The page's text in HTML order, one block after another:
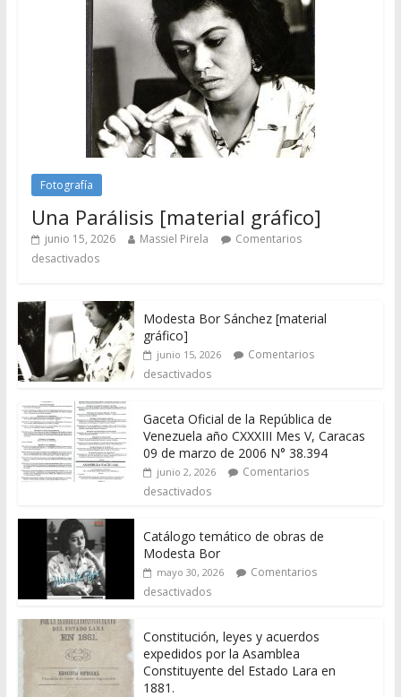
Fotografía
Una Parálisis [material gráfico]
junio 15, 2026 Massiel Pirela
Comentarios
desactivados
Modesta Bor Sánchez [material
gráfico]
junio 15, 2026
Comentarios
desactivados
Gaceta Oficial de la República de
Venezuela año CXXXIII Mes V, Caracas
09 de marzo de 2006 N° 38.394
junio 2, 2026
Comentarios
desactivados
Catálogo temático de obras de
Modesta Bor
mayo 30, 2026
Comentarios
desactivados
Constitución, leyes y acuerdos
expedidos por la Asamblea
Constituyente del Estado Lara en
1881.